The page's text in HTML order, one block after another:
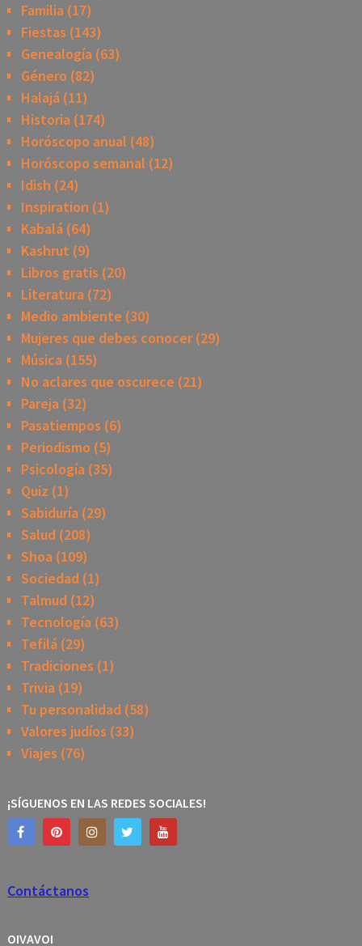
Familia(17)
Fiestas (143)
Genealogía(63)
Género (82)
Halajá(11)
Historia(174)
Horóscopo anual (48)
Horóscopo semanal (12)
Idish (24)
Inspiration (1)
Kabalá(64)
Kashrut (9)
Libros gratis (20)
Literatura(72)
Medio ambiente (30)
Mujeres que debes conocer(29)
Música(155)
No aclares que oscurece (21)
Pareja(32)
Pasatiempos (6)
Periodismo (5)
Psicología(35)
Quiz (1)
Sabiduría(29)
Salud (208)
Shoa(109)
Sociedad(1)
Talmud (12)
Tecnología(63)
Tefilá(29)
Tradiciones (1)
Trivia(19)
Tu personalidad(58)
Valores judíos (33)
Viajes (76)
¡SÍGUENOS EN LAS REDES SOCIALES!
Contáctanos
OIVAVOI